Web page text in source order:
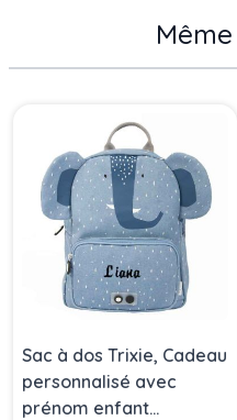
Sac à dos Trixie, Cadeau
personnalisé avec
prénom enfant